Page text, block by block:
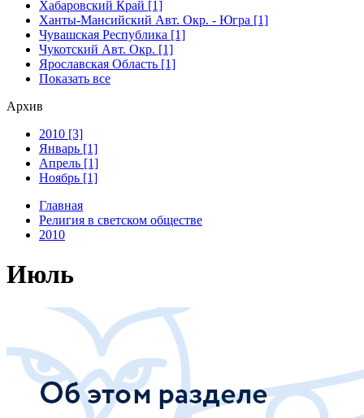
Хабаровский Край [1]
Ханты-Мансийский Авт. Окр. - Югра [1]
Чувашская Республика [1]
Чукотский Авт. Окр. [1]
Ярославская Область [1]
Показать все
Архив
2010 [3]
Январь [1]
Апрель [1]
Ноябрь [1]
Главная
Религия в светском обществе
2010
Июль